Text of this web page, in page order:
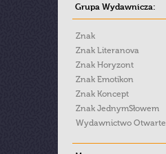
Grupa Wydawnicza:
Znak
Znak Literanova
Znak Horyzont
Znak Emotikon
Znak Koncept
Znak JednymSłowem
Wydawnictwo Otwarte